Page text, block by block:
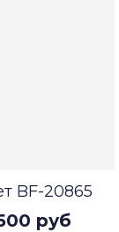
BF-20865
руб